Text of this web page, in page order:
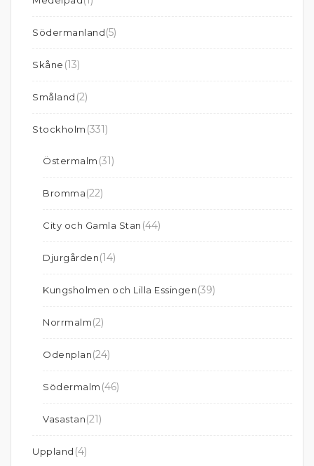
Södermanland(5)
Skåne (13)
Småland (2)
Stockholm (331)
Östermalm (31)
Bromma(22)
City och Gamla Stan (44)
Djurgården(14)
Kungsholmen och Lilla Essingen(39)
Norrmalm(2)
Odenplan(24)
Södermalm (46)
Vasastan(21)
Uppland (4)